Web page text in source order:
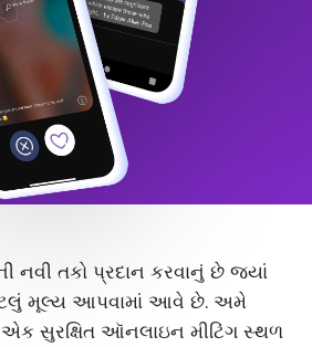
નવી તકો પ્રદાન કરવાનું છે જ્યાં
મૂલ્ય આપવામાં આવે છે. અમે
એક સુરક્ષિત ઑનલાઇન મીટિંગ સ્થળ